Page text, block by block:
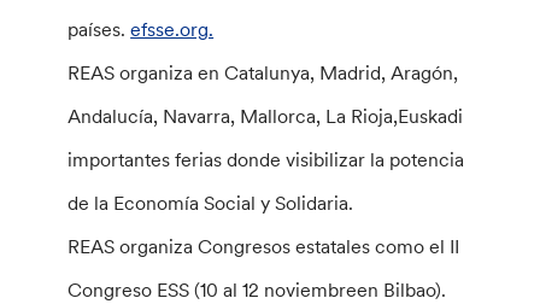
países.efsse.org.
REAS organiza en Catalunya, Madrid, Aragón,
Andalucía, Navarra, Mallorca, La Rioja,Euskadi
importantes ferias donde visibilizar la potencia
de la Economía Social y Solidaria.
REAS organiza Congresos estatales como el II
Congreso ESS (10 al 12 noviembreen Bilbao).